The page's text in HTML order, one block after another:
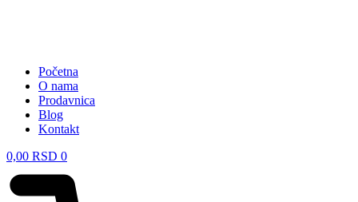
Početna
O nama
Prodavnica
Blog
Kontakt
0,00 RSD 0